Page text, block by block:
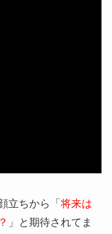
立ちから「 将来は
」と期待されてま